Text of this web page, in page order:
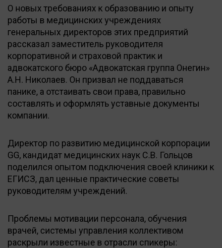
О новых требованиях к образованию и опыту
работы в медицинских учреждениях
генеральных директоров этих предприятий
рассказал заместитель руководителя
корпоративной и страховой практик и
адвокатского бюро «Адвокатская группа Онегин»
А.Н. Николаев. Он призвал не поддаваться
панике, а отстаивать свои права, правильно
составлять и оформлять уставные документы
компании.
Директор по развитию медицинской корпорации
GG, кандидат медицинских наук С.В. Гольцов
поделился опытом подключения своей клиники к
ЕГИСЗ, дал ценные практические советы
руководителям учреждений.
Проблемы мотивации персонала, обучения
врачей, системы управления коллективом
раскрыли известные в отрасли спикеры: